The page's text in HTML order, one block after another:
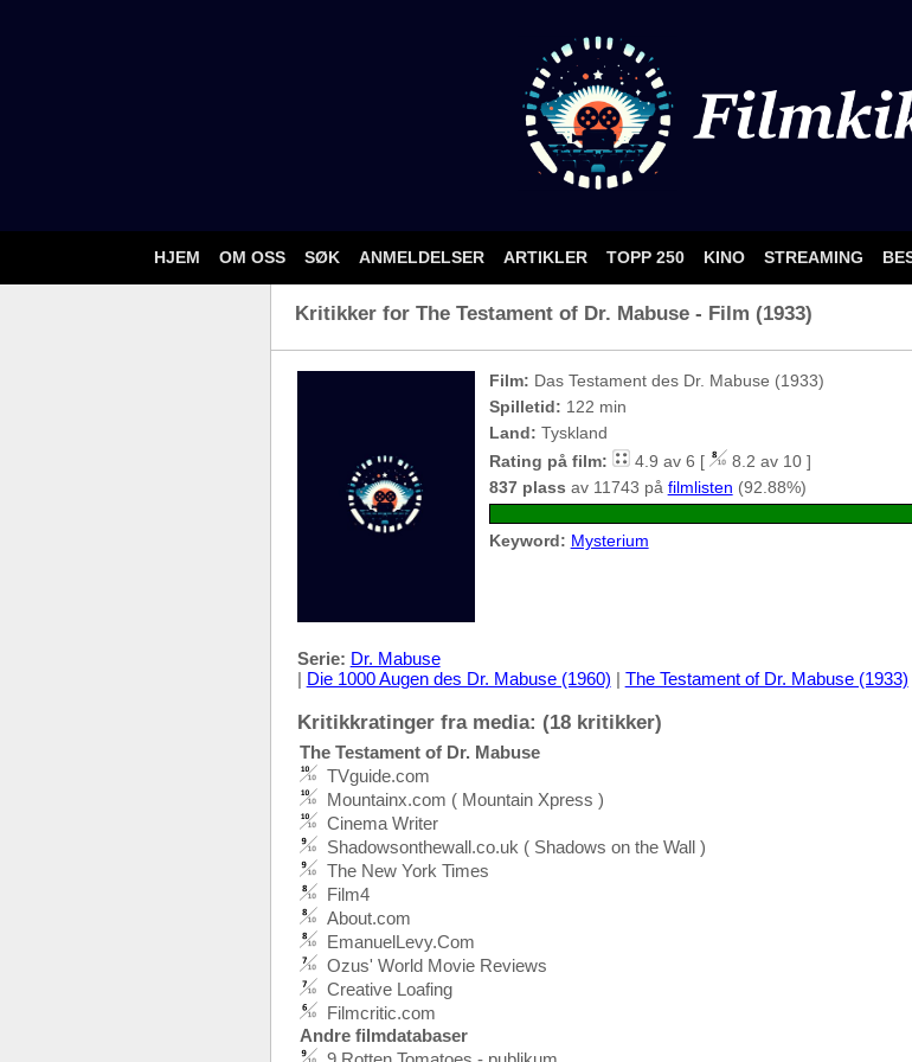
HJEM OM OSS SØK ANMELDELSER ARTIKLER TOPP 250 KINO STREAMING
Kritikker for The Testament of Dr. Mabuse - Film (1933)
Film: Das Testament des Dr. Mabuse (1933)
Spilletid: 122 min
Land: Tyskland
Rating på film:
4.9 av 6 [
8.2 av 10 ]
837 plass av 11743 på filmlisten (92.88%)
Keyword: Mysterium
Serie: Dr. Mabuse
| Die 1000 Augen des Dr. Mabuse (1960) | The Testament of Dr. Mabuse (1933)
Kritikkratinger fra media: (18 kritikker)
The Testament of Dr. Mabuse
TVguide.com
Mountainx.com ( Mountain Xpress )
Cinema Writer
Shadowsonthewall.co.uk ( Shadows on the Wall )
The New York Times
Film4
About.com
EmanuelLevy.Com
Ozus' World Movie Reviews
Creative Loafing
Filmcritic.com
Andre filmdatabaser